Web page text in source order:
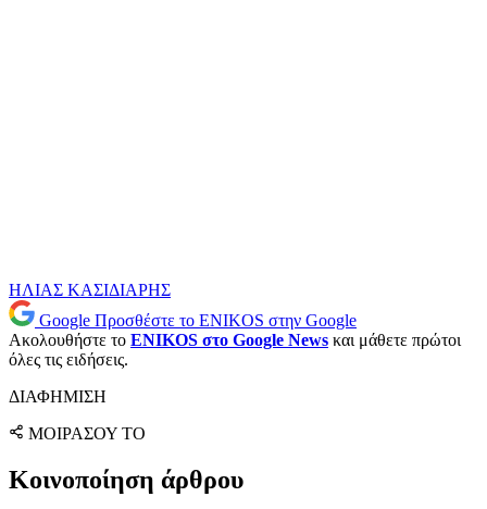
ΗΛΙΑΣ ΚΑΣΙΔΙΑΡΗΣ
Google Προσθέστε το ENIKOS στην Google
Ακολουθήστε το ENIKOS στο Google News και μάθετε πρώτοι
όλες τις ειδήσεις.
ΔΙΑΦΗΜΙΣΗ
ΜΟΙΡΑΣΟΥ ΤΟ
Κοινοποίηση άρθρου